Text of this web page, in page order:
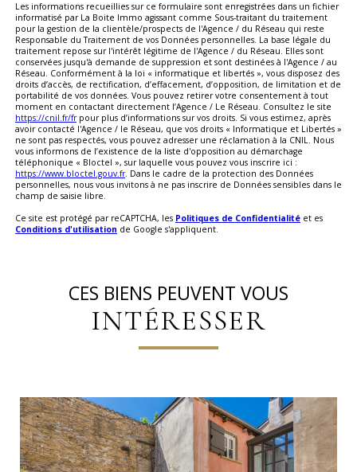
Les informations recueillies sur ce formulaire sont enregistrées dans un fichier
informatisé par La Boite Immo agissant comme Sous-traitant du traitement
pour la gestion de la clientèle/prospects de l'Agence / du Réseau qui reste
Responsable du Traitement de vos Données personnelles. La base légale du
traitement repose sur l'intérêt légitime de l'Agence / du Réseau. Elles sont
conservées jusqu'à demande de suppression et sont destinées à l'Agence / au
Réseau. Conformément à la loi « informatique et libertés », vous disposez des
droits d’accès, de rectification, d’effacement, d’opposition, de limitation et de
portabilité de vos données. Vous pouvez retirer votre consentement à tout
moment en contactant directement l’Agence / Le Réseau. Consultez le site
https://cnil.fr/frpour plus d’informations sur vos droits. Si vous estimez, après
avoir contacté l'Agence / le Réseau, que vos droits « Informatique et Libertés »
ne sont pas respectés, vous pouvez adresser une réclamation à la CNIL. Nous
vous informons de l’existence de la liste d'opposition au démarchage
téléphonique « Bloctel », sur laquelle vous pouvez vous inscrire ici :
https://www.bloctel.gouv.fr. Dans le cadre de la protection des Données
personnelles, nous vous invitons à ne pas inscrire de Données sensibles dans le
champ de saisie libre.
Ce site est protégé par reCAPTCHA, les Politiques de Confidentialité et es
Conditions d'utilisation de Google s'appliquent.
CES BIENS PEUVENT VOUS
INTÉRESSER